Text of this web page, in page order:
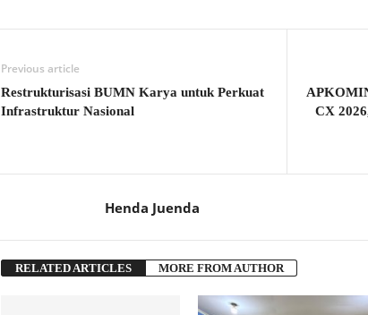
Previous article
Restrukturisasi BUMN Karya untuk Perkuat
Infrastruktur Nasional
CX
Henda Juenda
RELATED ARTICLES MORE FROM AUTHOR